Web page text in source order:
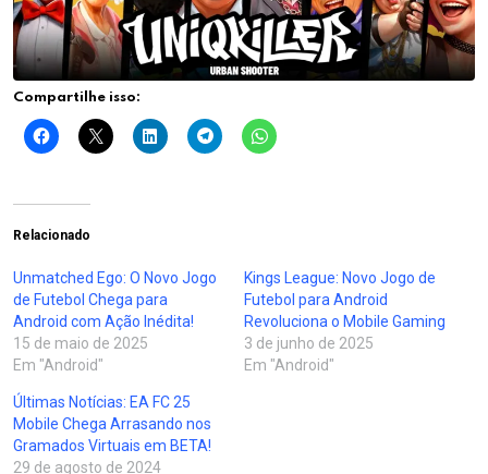
Compartilhe isso:
Relacionado
Unmatched Ego: O Novo Jogo
de Futebol Chega para
Android com Ação Inédita!
15 de maio de 2025
Em "Android"
Kings League: Novo Jogo de
Futebol para Android
Revoluciona o Mobile Gaming
3 de junho de 2025
Em "Android"
Últimas Notícias: EA FC 25
Mobile Chega Arrasando nos
Gramados Virtuais em BETA!
29 de agosto de 2024